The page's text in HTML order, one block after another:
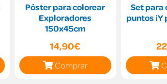
Póster para colorear
Exploradores
150x45cm
14,90€
Comprar
Set para
puntos